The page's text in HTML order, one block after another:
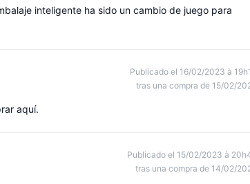
inteligente ha sido un cambio de juego para
Publicado el 16/02/2023 à
tras una compra de 15/02/
aquí.
Publicado el 15/02/2023 à
tras una compra de 14/02/